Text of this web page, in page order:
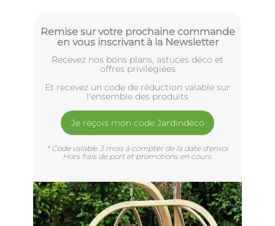
Remise sur votre prochaine commande
en vous inscrivant à la Newsletter
Recevez nos bons plans, astuces déco et
offres privilègiées
Et recevez un code de réduction valable sur
l'ensemble des produits
Je reçois mon code Jardindéco
* Code valable 3 mois à compter de la date d'envoi.
Hors frais de port et promotions en cours.